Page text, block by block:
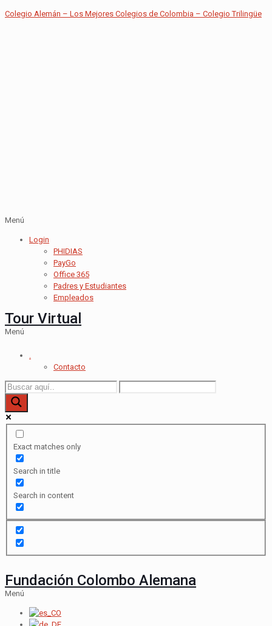
Colegio Alemán – Los Mejores Colegios de Colombia – Colegio Trilingüe
Menú
Login
PHIDIAS
PayGo
Office 365
Padres y Estudiantes
Empleados
Tour Virtual
Menú
.
Contacto
Exact matches only
Search in title
Search in content
Fundación Colombo Alemana
Menú